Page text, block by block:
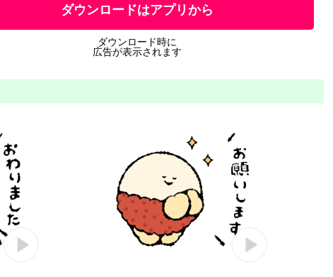
ダウンロードはアプリから
ダウンロード時に
広告が表示されます